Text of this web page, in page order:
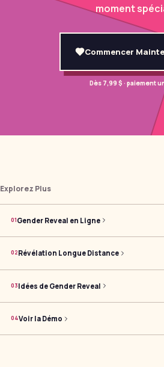
moment
Commencer
Dès 7,99 $ · paiement
Explorez Plus
01Gender Reveal en Ligne
02Révélation Longue Distance
03Idées de Gender Reveal
04Voir la Démo